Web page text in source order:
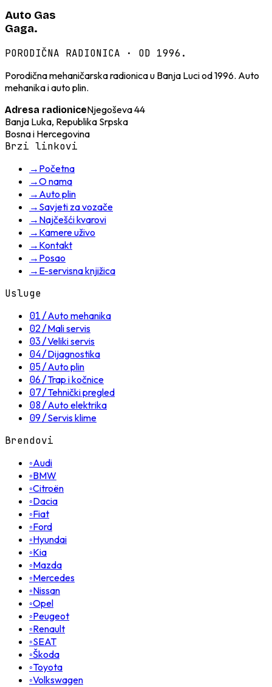
Auto Gas
Gaga.
PORODIČNA RADIONICA · OD 1996.
Porodična mehaničarska radionica u Banja Luci od 1996. Auto
mehanika i auto plin.
Adresa radioniceNjegoševa 44
Banja Luka, Republika Srpska
Bosna i Hercegovina
Brzi linkovi
→ Početna
→O nama
→ Auto plin
→ Savjeti za vozače
→ Najčešći kvarovi
→ Kamere uživo
→ Kontakt
→ Posao
→ E-servisna knjižica
Usluge
01/Auto mehanika
02/Mali servis
03/Veliki servis
04/Dijagnostika
05/Auto plin
06/Trap i kočnice
07/Tehnički pregled
08/Auto elektrika
09/Servis klime
Brendovi
◦Audi
◦BMW
◦Citroën
◦Dacia
◦Fiat
◦Ford
◦Hyundai
◦Kia
◦Mazda
◦Mercedes
◦Nissan
◦Opel
◦Peugeot
◦Renault
◦SEAT
◦Škoda
◦Toyota
◦Volkswagen